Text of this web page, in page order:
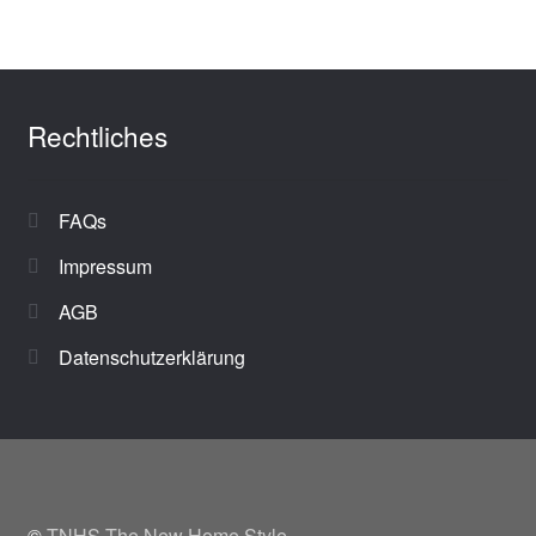
Rechtliches
FAQs
Impressum
AGB
Datenschutzerklärung